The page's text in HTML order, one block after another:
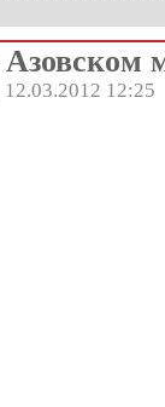
12:25